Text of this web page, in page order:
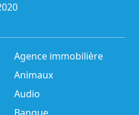
Agence immobilière
Animaux
Audio